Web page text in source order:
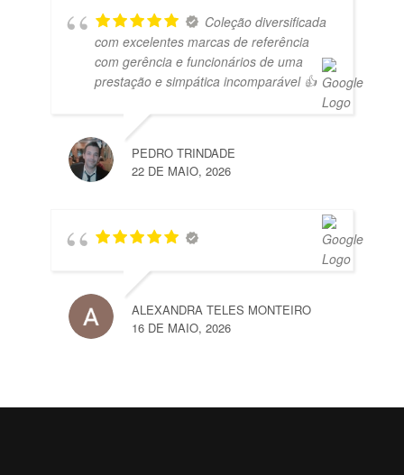
Coleção diversificada
com excelentes marcas de referência
com gerência e funcionários de uma
prestação e simpática incomparável 👍
PEDRO TRINDADE
22 DE MAIO, 2026
ALEXANDRA TELES MONTEIRO
16 DE MAIO, 2026